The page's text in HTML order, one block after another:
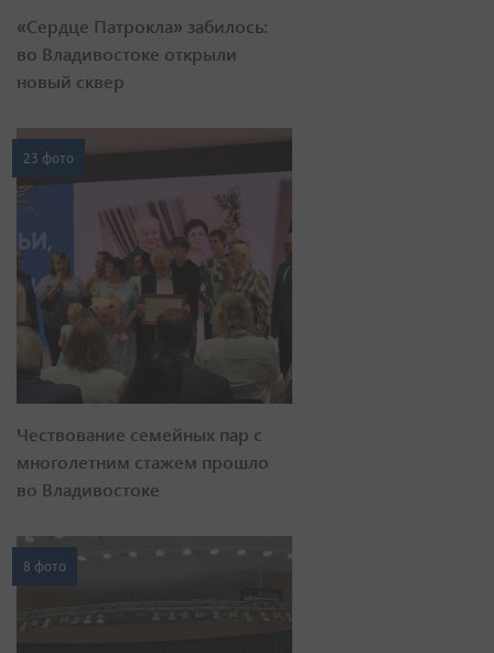
«Сердце Патрокла» забилось:
во Владивостоке открыли
новый сквер
23 фото
Чествование семейных пар с
многолетним стажем прошло
во Владивостоке
8 фото